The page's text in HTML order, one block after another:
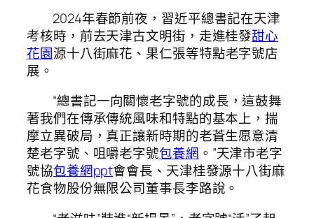
2024年春節前夜，習近平總書記在天津
考核時，前去天津古文明街，走進桂發甜心
花園源十八街麻花、果仁張等特點老字號店
展。
“總書記一向關懷老字號的成長，這鼓舞
著我們在傳承傳統風味和特點的基本上，揣
摩立異破局，真正讓新時期的老蒼生愿意清
楚老字號、咀嚼老字號包養網 。”天津市老字
號協包養網ppt會會長、天津桂發源十八街麻
花食物股份無限公司董事長李路說。